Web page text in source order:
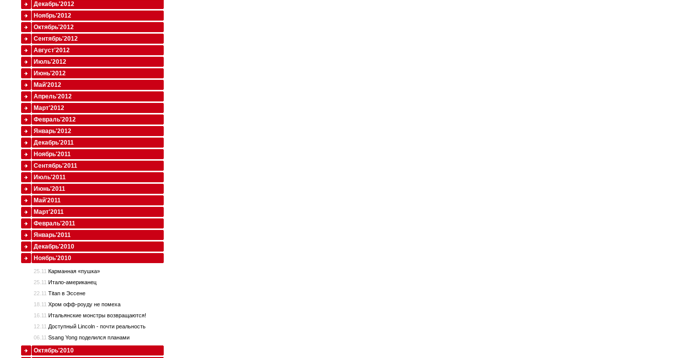
Декабрь'2012
Ноябрь'2012
Октябрь'2012
Сентябрь'2012
Август'2012
Июль'2012
Июнь'2012
Май'2012
Апрель'2012
Март'2012
Февраль'2012
Январь'2012
Декабрь'2011
Ноябрь'2011
Сентябрь'2011
Июль'2011
Июнь'2011
Май'2011
Март'2011
Февраль'2011
Январь'2011
Декабрь'2010
Ноябрь'2010
25.11 Карманная «пушка»
25.11 Итало-американец
22.11 Titan в Эссене
18.11 Хром офф-роуду не помеха
16.11 Итальянские монстры возвращаются!
12.11 Доступный Lincoln - почти реальность
06.11 Ssang Yong поделился планами
Октябрь'2010